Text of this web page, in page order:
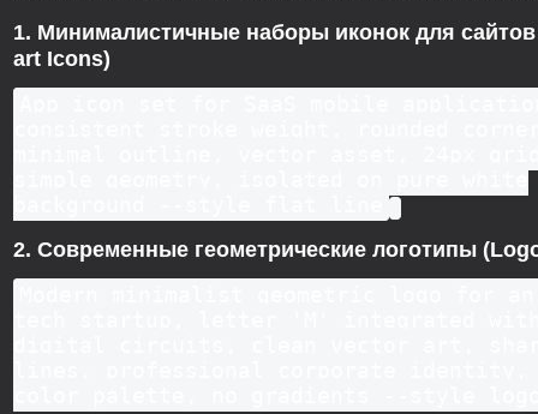
1. Минималистичные наборы иконок для
art Icons)
2. Современные геометрические логотипы